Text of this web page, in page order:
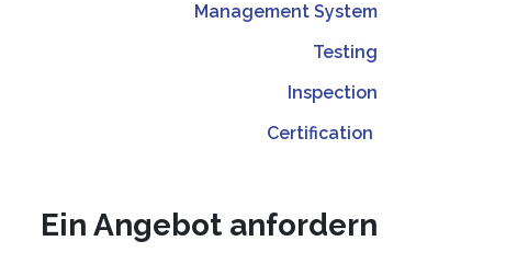
Management System
Testing
Inspection
Certification
Ein Angebot anfordern